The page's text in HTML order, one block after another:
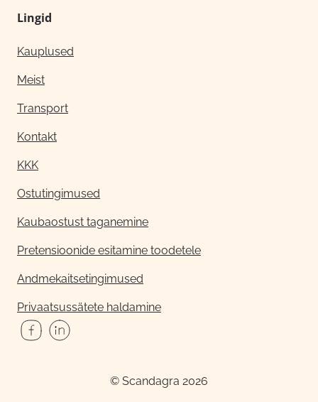
Lingid
Kauplused
Meist
Transport
Kontakt
KKK
Ostutingimused
Kaubaostust taganemine
Pretensioonide esitamine toodetele
Andmekaitsetingimused
Privaatsussätete haldamine
© Scandagra 2026